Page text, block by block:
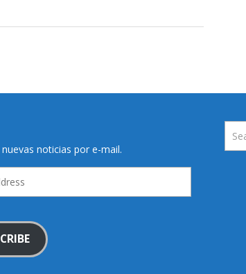
nuevas noticias por e-mail.